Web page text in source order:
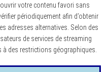
votre contenu favori sans
périodiquement afin d’obtenir
adresses alternatives. Selon des
de services de streaming
à des restrictions géographiques.